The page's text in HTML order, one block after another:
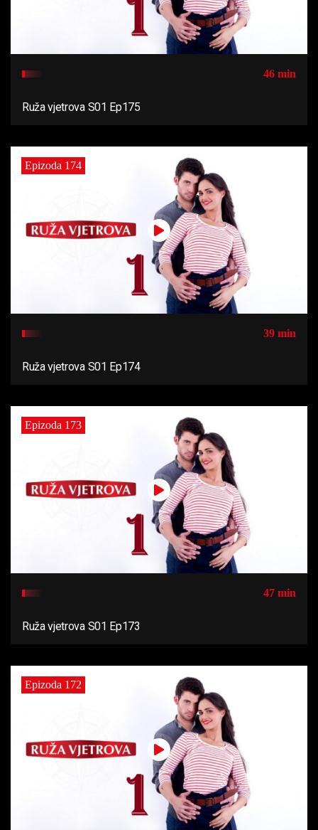
46 min
Ruža vjetrova S01 Ep175
Epizoda 174
39 min
Ruža vjetrova S01 Ep174
Epizoda 173
47 min
Ruža vjetrova S01 Ep173
Epizoda 172